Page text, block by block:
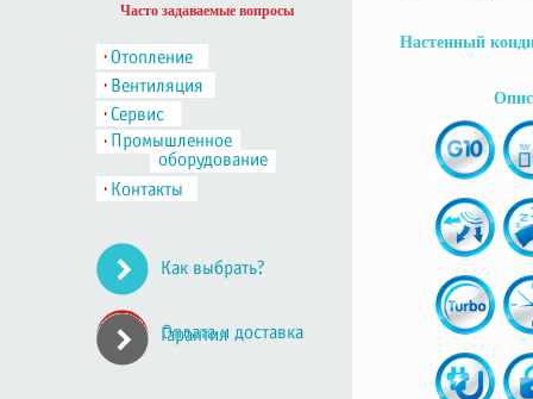
Часто задаваемые вопросы
Настенный